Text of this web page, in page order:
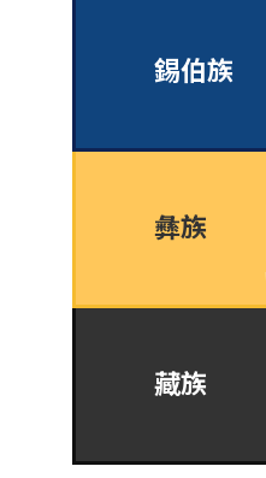
錫伯族
彝族
藏族